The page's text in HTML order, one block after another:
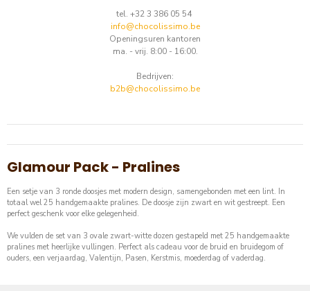
tel. +32 3 386 05 54
info@chocolissimo.be
Openingsuren kantoren
ma. - vrij. 8:00 - 16:00.
Bedrijven:
b2b@chocolissimo.be
Glamour Pack - Pralines
Een setje van 3 ronde doosjes met modern design, samengebonden met een lint. In
totaal wel 25 handgemaakte pralines. De doosje zijn zwart en wit gestreept. Een
perfect geschenk voor elke gelegenheid.
We vulden de set van 3 ovale zwart-witte dozen gestapeld met 25 handgemaakte
pralines met heerlijke vullingen. Perfect als cadeau voor de bruid en bruidegom of
ouders, een verjaardag, Valentijn, Pasen, Kerstmis, moederdag of vaderdag.